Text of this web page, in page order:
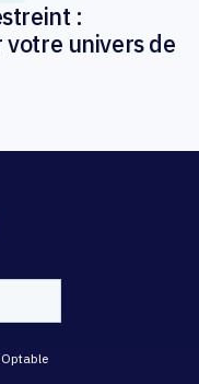
:
univers de